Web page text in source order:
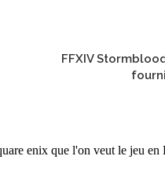
FFXIV